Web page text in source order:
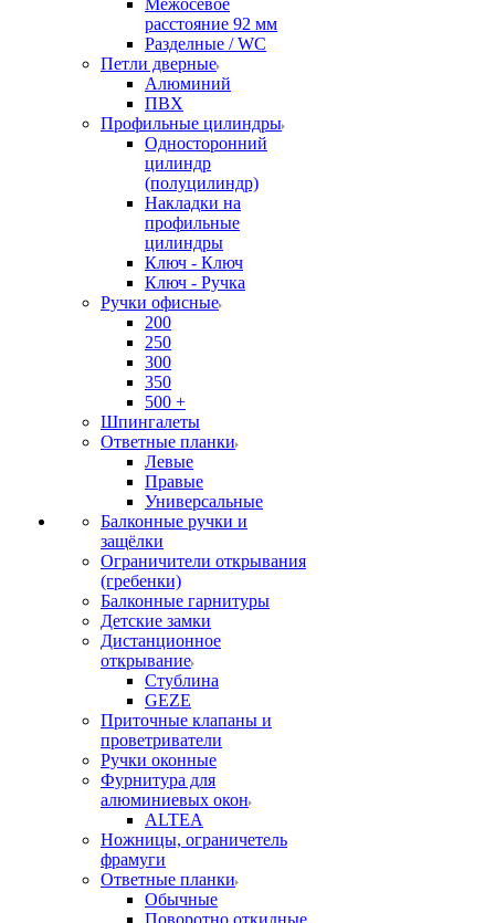
Межосевое
расстояние 92 мм
Разделные / WC
Петли дверные
Алюминий
ПВХ
Профильные цилиндры
Односторонний
цилиндр
(полуцилиндр)
Накладки на
профильные
цилиндры
Ключ - Ключ
Ключ - Ручка
Ручки офисные
200
250
300
350
500 +
Шпингалеты
Ответные планки
Левые
Правые
Универсальные
Балконные ручки и
защёлки
Ограничители открывания
(гребенки)
Балконные гарнитуры
Детские замки
Дистанционное
открывание
Стублина
GEZE
Приточные клапаны и
проветриватели
Ручки оконные
Фурнитура для
алюминиевых окон
ALTEA
Ножницы, ограничетель
фрамуги
Ответные планки
Обычные
Поворотно откидные